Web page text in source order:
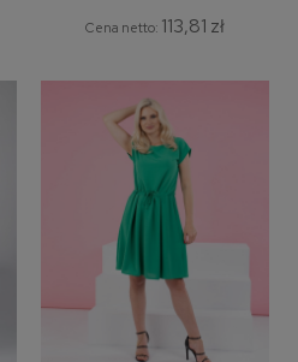
Cena netto: 113,81 zł